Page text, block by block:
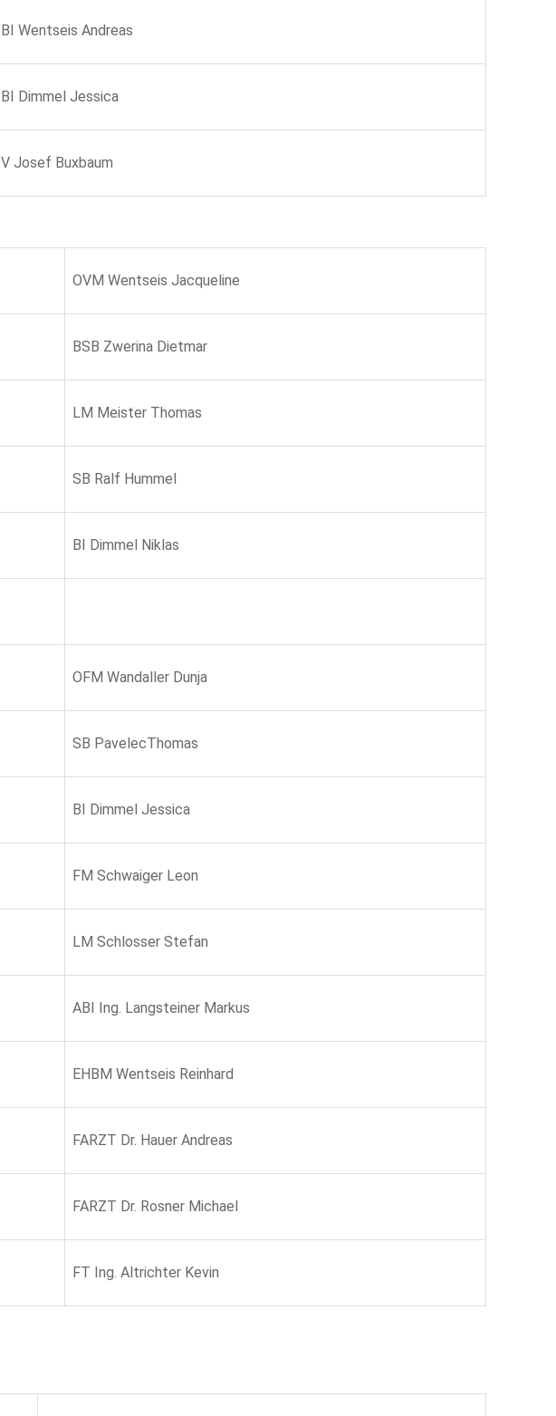
BI Wentseis Andreas
BI Dimmel Jessica
V Josef Buxbaum
OVM Wentseis Jacqueline
BSB Zwerina Dietmar
LM Meister Thomas
SB Ralf Hummel
BI Dimmel Niklas
OFM Wandaller Dunja
SB PavelecThomas
BI Dimmel Jessica
FM Schwaiger Leon
LM Schlosser Stefan
ABI Ing. Langsteiner Markus
EHBM Wentseis Reinhard
FARZT Dr. Hauer Andreas
FARZT Dr. Rosner Michael
FT Ing. Altrichter Kevin